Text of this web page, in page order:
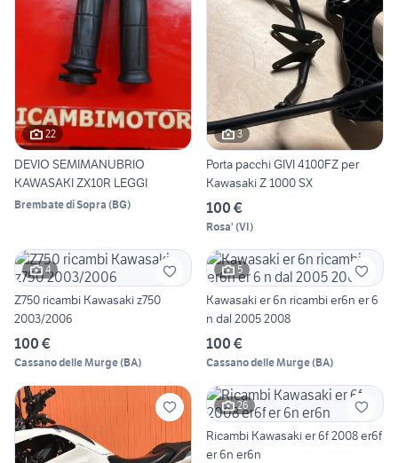
22
DEVIO SEMIMANUBRIO
KAWASAKI ZX10R LEGGI
Brembate di Sopra (BG)
3
Porta pacchi GIVI 4100FZ per
Kawasaki Z 1000 SX
100 €
Rosa' (VI)
4
Z750 ricambi Kawasaki z750
2003/2006
100 €
Cassano delle Murge(BA)
5
Kawasaki er 6n ricambi er6n er 6
n dal 2005 2008
100 €
Cassano delle Murge(BA)
26
Ricambi Kawasaki er 6f 2008 er6f
er 6n er6n